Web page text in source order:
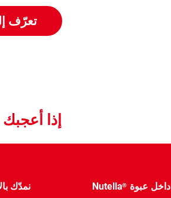
تعرّف
إذا
داخل عبوة ®
Nutella نمدّك